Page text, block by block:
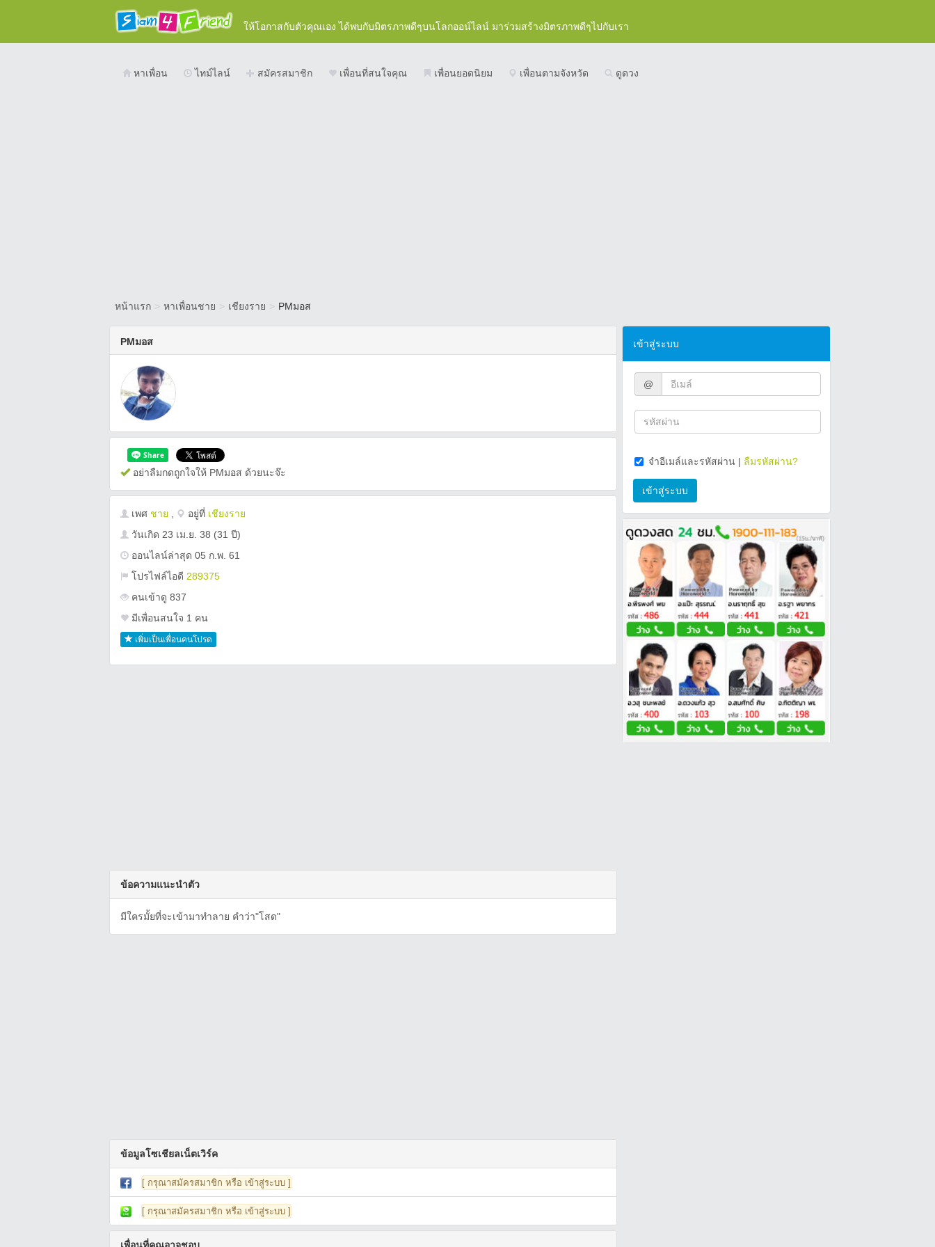
ให้โอกาสกับตัวคุณเอง ได้พบกับมิตรภาพดีๆบนโลกออน์ไลน์ มาร่วมสร้างมิตรภาพดีๆไปกับเรา
หาเพื่อน ไทม์ไลน์ สมัครสมาชิก เพื่อนที่สนใจคุณ เพื่อนยอดนิยม เพื่อนตามจังหวัด ดูดวง
หน้าแรก > หาเพื่อนชาย > เชียงราย > PMมอส
PMมอส
อย่าลืมกดถูกใจให้ PMมอส ด้วยนะจ๊ะ
เพศ ชาย อยู่ที่ เชียงราย
วันเกิด 23 เม.ย. 38 (31 ปี)
ออนไลน์ล่าสุด 05 ก.พ. 61
โปรไฟล์ไอดี 289375
คนเข้าดู 837
มีเพื่อนสนใจ 1 คน
เพิ่มเป็นเพื่อนคนโปรด
ข้อความแนะนำตัว
มีใครมั้ยที่จะเข้ามาทำลาย คำว่า"โสด"
ข้อมูลโซเชียลเน็ตเวิร์ค
[ กรุณาสมัครสมาชิก หรือ เข้าสู่ระบบ ]
[ กรุณาสมัครสมาชิก หรือ เข้าสู่ระบบ ]
เข้าสู่ระบบ
@
จำอีเมล์และรหัสผ่าน | ลืมรหัสผ่าน?
เข้าสู่ระบบ